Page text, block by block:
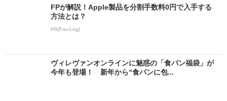
FPが解説！Apple製品を分割手数料0円で入手する
方法とは？
PR(Fav-Log)
ヴィレヴァンオンラインに魅惑の「食パン福袋」が
今年も登場！ 新年から“食パンに包...